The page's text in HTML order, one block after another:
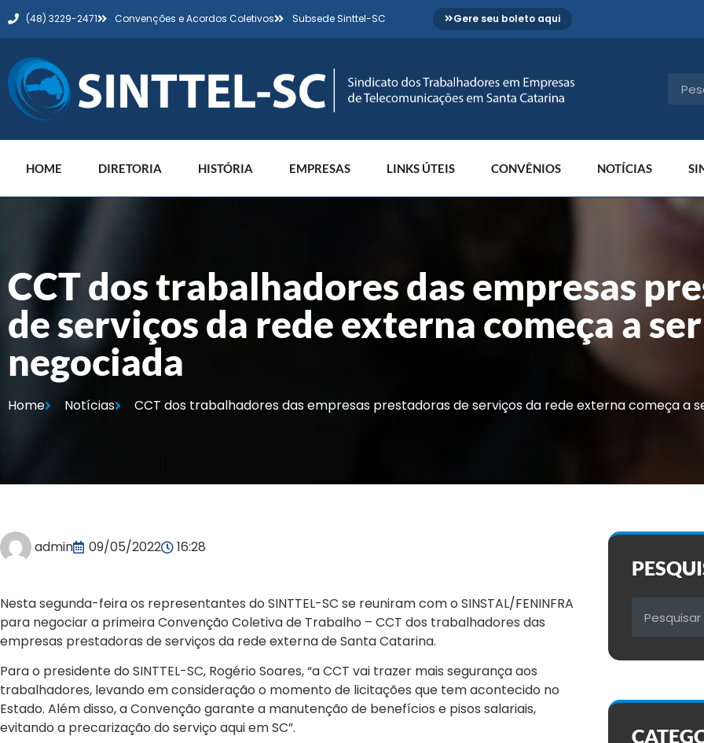
(48) 3229-2471 Convenções e Acordos Coletivos Subsede Sinttel-SC Gere seu boleto aqui
HOME DIRETORIA HISTÓRIA EMPRESAS LINKS ÚTEIS CONVÊNIOS NOTÍCIAS
CCT dos trabalhadores das empresas
de serviços da rede externa começa a ser
negociada
Home Notícias CCT dos trabalhadores das empresas prestadoras de serviços da rede externa começa a
admin 09/05/2022 16:28
Nesta segunda-feira os representantes do SINTTEL-SC se reuniram com o SINSTAL/FENINFRA
para negociar a primeira Convenção Coletiva de Trabalho – CCT dos trabalhadores das
empresas prestadoras de serviços da rede externa de Santa Catarina.
Para o presidente do SINTTEL-SC, Rogério Soares, “a CCT vai trazer mais segurança aos
trabalhadores, levando em consideração o momento de licitações que tem acontecido no
Estado. Além disso, a Convenção garante a manutenção de benefícios e pisos salariais,
evitando a precarização do serviço aqui em SC”.